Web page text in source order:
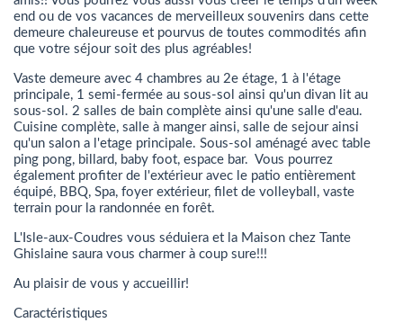
end ou de vos vacances de merveilleux souvenirs dans cette
demeure chaleureuse et pourvus de toutes commodités afin
que votre séjour soit des plus agréables!
Vaste demeure avec 4 chambres au 2e étage, 1 à l'étage
principale, 1 semi-fermée au sous-sol ainsi qu'un divan lit au
sous-sol. 2 salles de bain complète ainsi qu'une salle d'eau.
Cuisine complète, salle à manger ainsi, salle de sejour ainsi
qu'un salon a l'etage principale. Sous-sol aménagé avec table
ping pong, billard, baby foot, espace bar. Vous pourrez
également profiter de l'extérieur avec le patio entièrement
équipé, BBQ, Spa, foyer extérieur, filet de volleyball, vaste
terrain pour la randonnée en forêt.
L'Isle-aux-Coudres vous séduiera et la Maison chez Tante
Ghislaine saura vous charmer à coup sure!!!
Au plaisir de vous y accueillir!
Caractéristiques